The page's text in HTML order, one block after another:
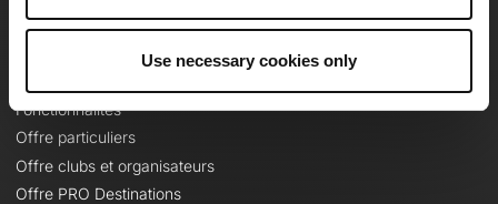
Use necessary cookies only
Fonctionnalités
Offre particuliers
Offre clubs et organisateurs
Offre PRO Destinations